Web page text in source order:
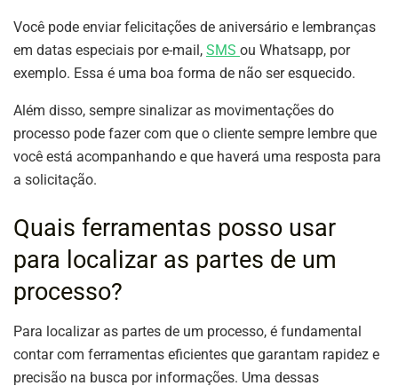
Você pode enviarfelicitações de aniversário e lembranças
em datas especiais por e-mail, SMS ou Whatsapp, por
exemplo. Essa é uma boa forma de não ser esquecido.
Além disso, sempre sinalizar as movimentações do
processo pode fazer com que o cliente sempre lembre que
você está acompanhando e que haverá uma resposta para
a solicitação.
Quais ferramentas posso usar
para localizar as partes de um
processo?
Para localizar as partes de um processo, é fundamental
contar com ferramentas eficientes que garantam rapidez e
precisão na busca por informações. Uma dessas